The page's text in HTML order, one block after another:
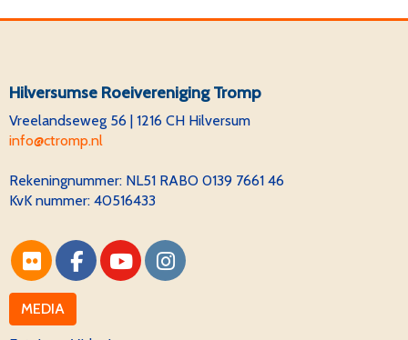
Hilversumse Roeivereniging Tromp
Vreelandseweg 56 | 1216 CH Hilversum
ofni@ctromp.nl
Rekeningnummer: NL51 RABO 0139 7661 46
KvK nummer: 40516433
MEDIA